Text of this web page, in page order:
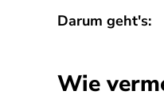
Darum geht's:
Wie